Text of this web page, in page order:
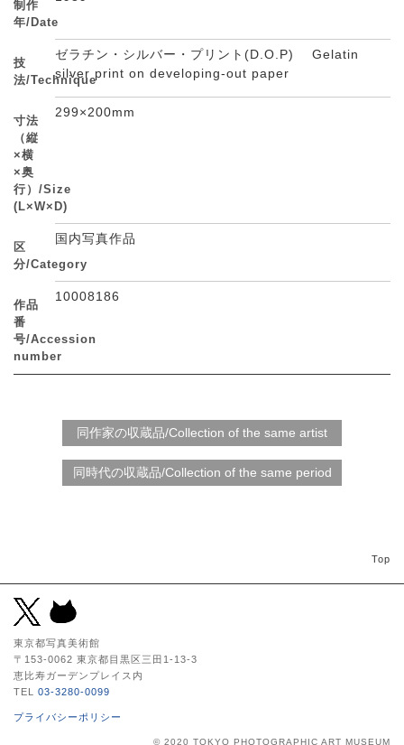
制作
年/Date
技
法/Technique
ゼラチン・シルバー・プリント(D.O.P) Gelatin
silver print on developing-out paper
寸法
（縦
×横
×奥
行）/Size
(L×W×D)
299×200mm
区
分/Category
国内写真作品
作品
番
号/Accession
number
10008186
Top
東京都写真美術館
〒153-0062 東京都目黒区三田1-13-3
恵比寿ガーデンプレイス内
TEL 03-3280-0099
プライバシーポリシー
© 2020 TOKYO PHOTOGRAPHIC ART MUSEUM